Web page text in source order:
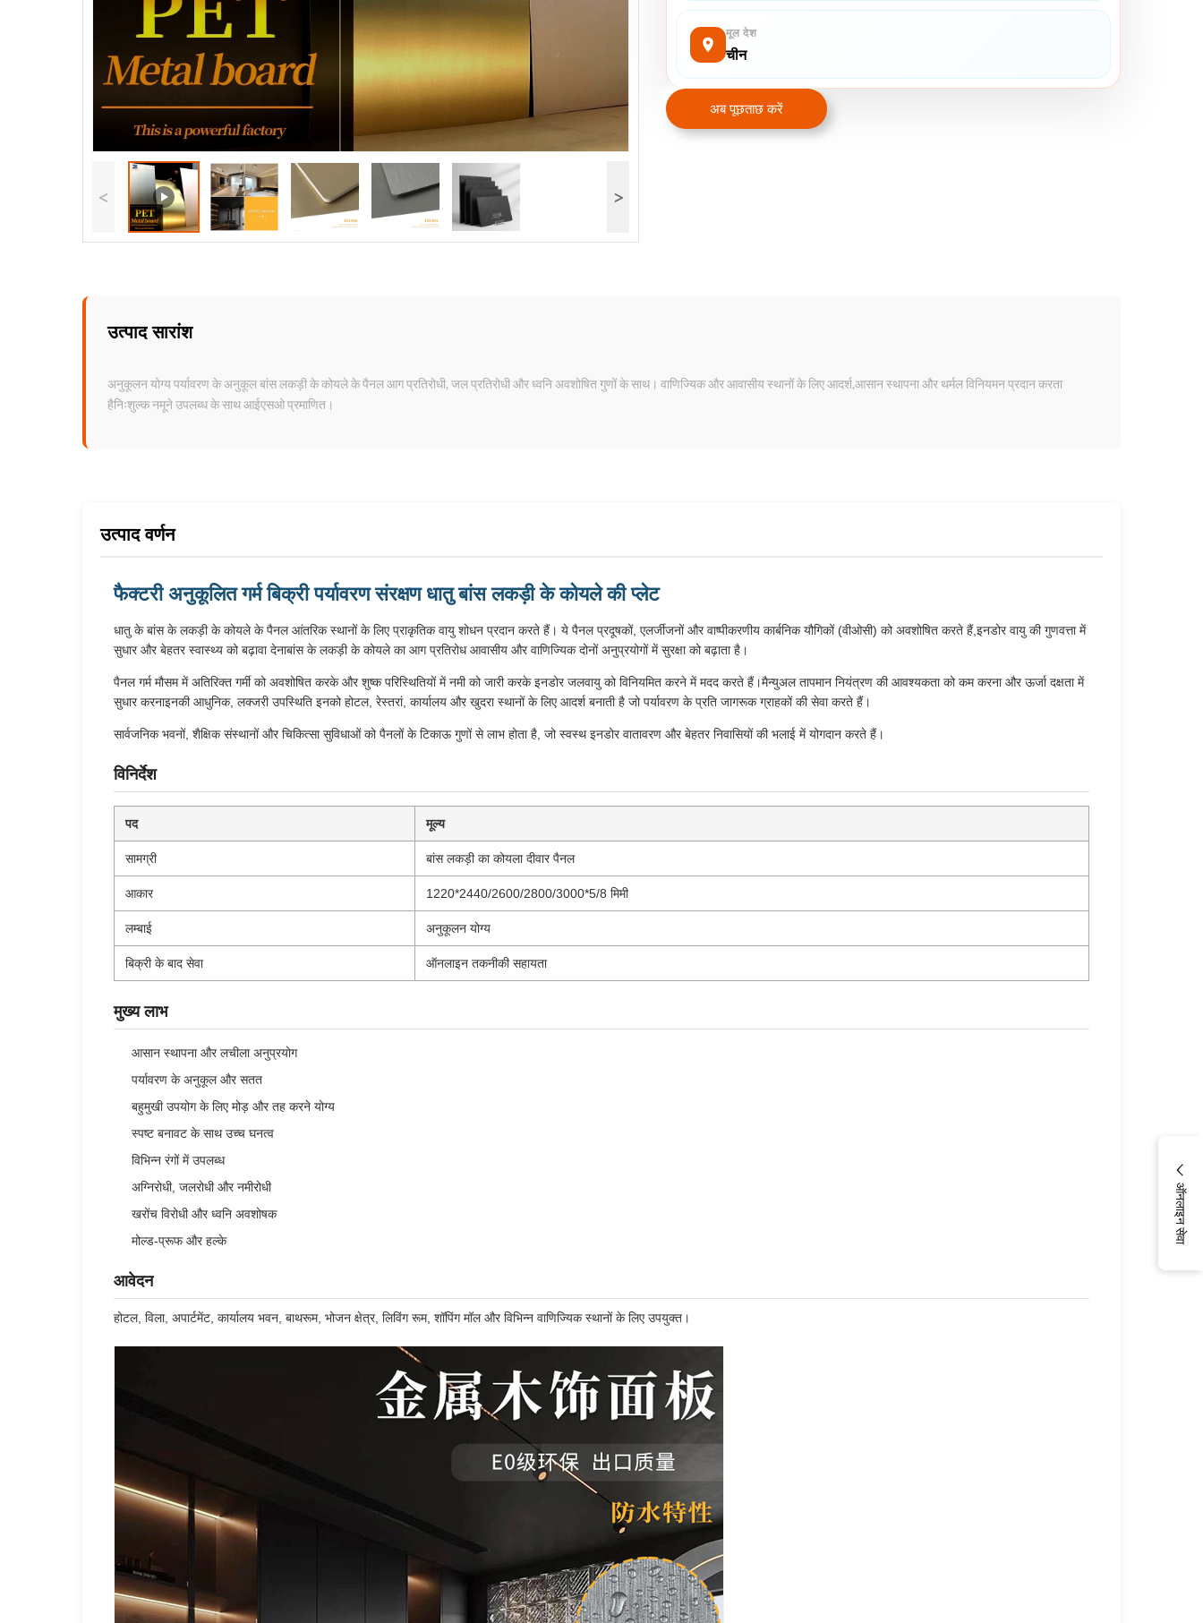
ऑनलाइन सेवा
< >
मूल देश
चीन
अब पूछताछ करें
उत्पाद सारांश
अनुकूलन योग्य पर्यावरण के अनुकूल बांस लकड़ी के कोयले के पैनल आग प्रतिरोधी, जल प्रतिरोधी और ध्वनि अवशोषित गुणों के साथ। वाणिज्यिक और आवासीय स्थानों के लिए आदर्श,आसान स्थापना और थर्मल विनियमन प्रदान करता
हैनिःशुल्क नमूने उपलब्ध के साथ आईएसओ प्रमाणित।
उत्पाद वर्णन
फैक्टरी अनुकूलित गर्म बिक्री पर्यावरण संरक्षण धातु बांस लकड़ी के कोयले की प्लेट
धातु के बांस के लकड़ी के कोयले के पैनल आंतरिक स्थानों के लिए प्राकृतिक वायु शोधन प्रदान करते हैं। ये पैनल प्रदूषकों, एलर्जीजनों और वाष्पीकरणीय कार्बनिक यौगिकों (वीओसी) को अवशोषित करते हैं,इनडोर वायु की गुणवत्ता में
सुधार और बेहतर स्वास्थ्य को बढ़ावा देनाबांस के लकड़ी के कोयले का आग प्रतिरोध आवासीय और वाणिज्यिक दोनों अनुप्रयोगों में सुरक्षा को बढ़ाता है।
पैनल गर्म मौसम में अतिरिक्त गर्मी को अवशोषित करके और शुष्क परिस्थितियों में नमी को जारी करके इनडोर जलवायु को विनियमित करने में मदद करते हैं।मैन्युअल तापमान नियंत्रण की आवश्यकता को कम करना और ऊर्जा दक्षता में
सुधार करनाइनकी आधुनिक, लक्जरी उपस्थिति इनको होटल, रेस्तरां, कार्यालय और खुदरा स्थानों के लिए आदर्श बनाती है जो पर्यावरण के प्रति जागरूक ग्राहकों की सेवा करते हैं।
सार्वजनिक भवनों, शैक्षिक संस्थानों और चिकित्सा सुविधाओं को पैनलों के टिकाऊ गुणों से लाभ होता है, जो स्वस्थ इनडोर वातावरण और बेहतर निवासियों की भलाई में योगदान करते हैं।
विनिर्देश
पद मूल्य
सामग्री बांस लकड़ी का कोयला दीवार पैनल
आकार 1220*2440/2600/2800/3000*5/8 मिमी
लम्बाई अनुकूलन योग्य
बिक्री के बाद सेवा ऑनलाइन तकनीकी सहायता
मुख्य लाभ
आसान स्थापना और लचीला अनुप्रयोग
पर्यावरण के अनुकूल और सतत
बहुमुखी उपयोग के लिए मोड़ और तह करने योग्य
स्पष्ट बनावट के साथ उच्च घनत्व
विभिन्न रंगों में उपलब्ध
अग्निरोधी, जलरोधी और नमीरोधी
खरोंच विरोधी और ध्वनि अवशोषक
मोल्ड-प्रूफ और हल्के
आवेदन
होटल, विला, अपार्टमेंट, कार्यालय भवन, बाथरूम, भोजन क्षेत्र, लिविंग रूम, शॉपिंग मॉल और विभिन्न वाणिज्यिक स्थानों के लिए उपयुक्त।